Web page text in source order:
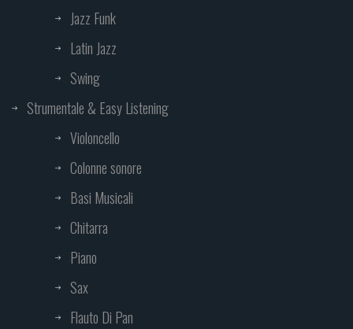
Jazz Funk
Latin Jazz
Swing
Strumentale & Easy Listening
Violoncello
Colonne sonore
Basi Musicali
Chitarra
Piano
Sax
Flauto Di Pan